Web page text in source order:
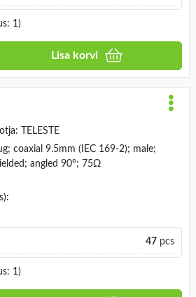
1)
Lisa korvi
TELESTE
coaxial 9.5mm (IEC 169-2); male;
angled 90°; 75Ω
47pcs
1)